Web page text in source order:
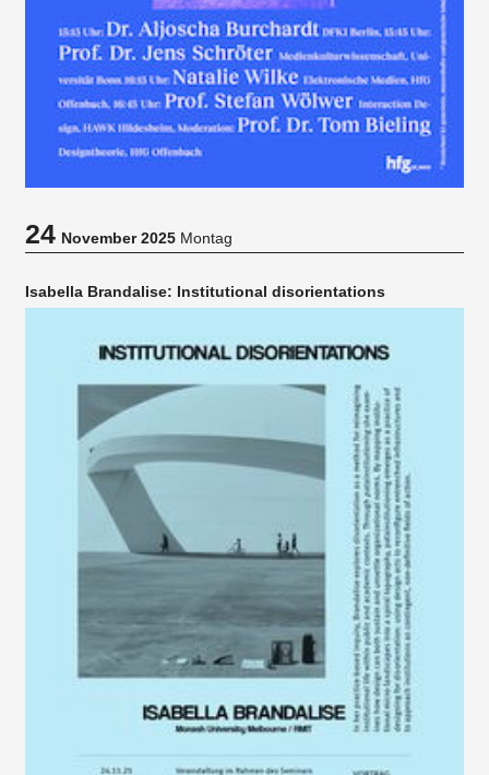
24November 2025 Montag
Isabella Brandalise: Institutional disorientations